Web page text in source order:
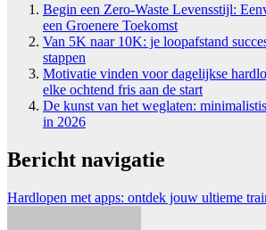
Begin een Zero-Waste Levensstijl:
een Groenere Toekomst
Van 5K naar 10K: je loopafstand
stappen
Motivatie vinden voor dagelijkse
elke ochtend fris aan de start
De kunst van het weglaten:
in 2026
Bericht navigatie
Hardlopen met apps: ontdek jouw ultieme